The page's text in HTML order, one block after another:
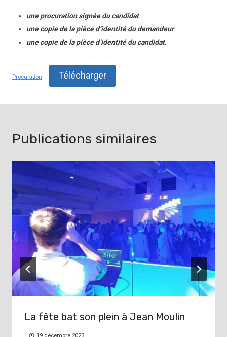
une procuration signée du candidat
une copie de la pièce d’identité du demandeur
une copie de la pièce d’identité du candidat.
Procuration Télécharger
Publications similaires
La fête bat son plein à Jean Moulin